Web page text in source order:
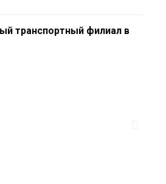
транспортный филиал в